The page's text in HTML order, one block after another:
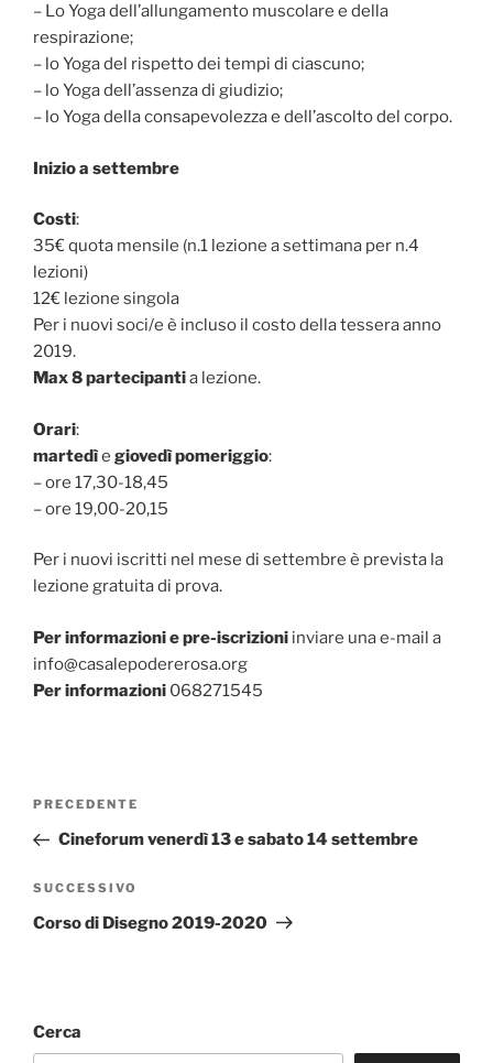
– Lo Yoga dell’allungamento muscolare e della
respirazione;
– lo Yoga del rispetto dei tempi di ciascuno;
– lo Yoga dell’assenza di giudizio;
– lo Yoga della consapevolezza e dell’ascolto del corpo.
Inizio a settembre
Costi:
35€ quota mensile (n.1 lezione a settimana per n.4
lezioni)
12€ lezione singola
Per i nuovi soci/e è incluso il costo della tessera anno
2019.
Max 8 partecipantia lezione.
Orari:
martedìe giovedì pomeriggio:
– ore 17,30-18,45
– ore 19,00-20,15
Per i nuovi iscritti nel mese di settembre è prevista la
lezione gratuita di prova.
Per informazioni e pre-iscrizioni inviare una e-mail a
info@casalepodererosa.org
Per informazioni 068271545
Navigazione
Articolo
precedente:
PRECEDENTE
Cineforum venerdì 13 e sabato 14 settembre
Articolo
successivo
SUCCESSIVO
Corso di Disegno 2019-2020
Cerca